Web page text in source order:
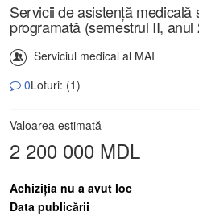
Servicii de asistență medicală
programată (semestrul II, anul
Serviciul medical al MAI
0Loturi: (1)
Valoarea estimată
2 200 000 MDL
Achiziţia nu a avut loc
Data publicării